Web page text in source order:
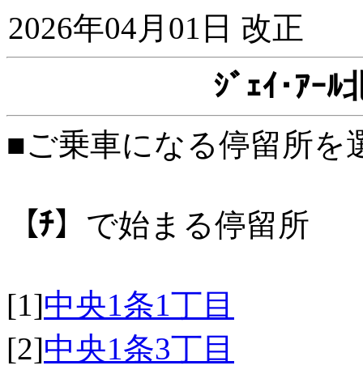
2026年04月01日 改正
ｼﾞｪｲ･ｱｰﾙ
■ご乗車になる停留所を
【ﾁ】 で始まる停留所
[1]中央1条1丁目
[2]中央1条3丁目